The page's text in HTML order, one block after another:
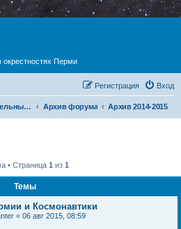
окрестностях Перми
Вход
Регистрация
Дополнительный раздел Архив форума Архив 2014-2015
• Страница 1 из 1
Темы
и Космонавтики
« 06 авг 2015, 08:59